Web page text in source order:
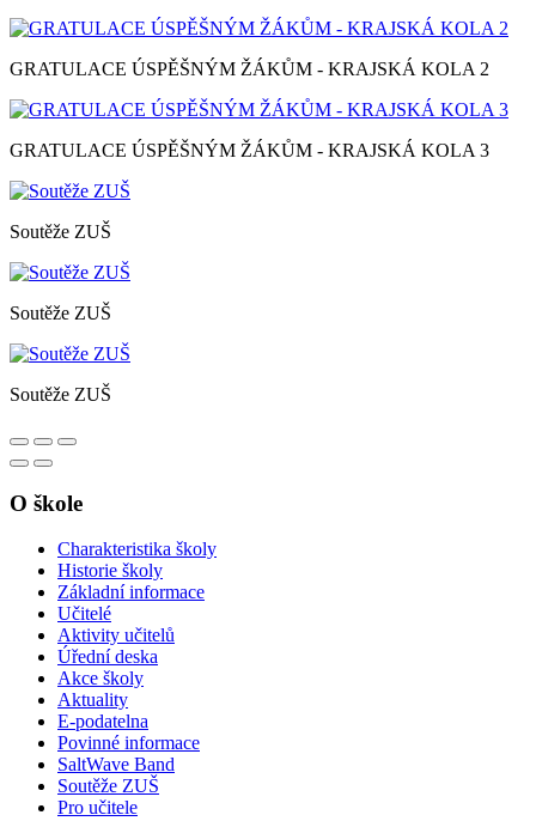
GRATULACE ÚSPĚŠNÝM ŽÁKŮM - KRAJSKÁ KOLA 2
GRATULACE ÚSPĚŠNÝM ŽÁKŮM - KRAJSKÁ KOLA 3
Soutěže ZUŠ
Soutěže ZUŠ
Soutěže ZUŠ
O škole
Charakteristika školy
Historie školy
Základní informace
Učitelé
Aktivity učitelů
Úřední deska
Akce školy
Aktuality
E-podatelna
Povinné informace
SaltWave Band
Soutěže ZUŠ
Pro učitele